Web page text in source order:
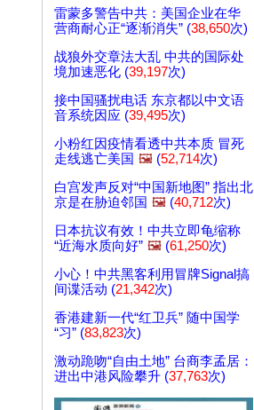
雷蒙多警告中共：美国企业在华
营商耐心正“逐渐消失” (38,650次)
战狼外交章法大乱 中共的国际处
境加速恶化 (39,197次)
接中国骚扰电话 东京都以中文语
音系统因应 (39,495次)
小粉红因疫情看透中共本质 冒死
走线逃亡美国 🖼️ (52,714次)
白宫发声反对“中国新地图” 指出北
京是在胁迫邻国 🖼️ (40,712次)
日本抗议有效！中共立即龟缩称
“近海水质向好” 🖼️ (61,250次)
小心！中共黑客利用冒牌Signal搞
间谍活动 (21,342次)
香港建新一代“红卫兵” 随中国学
“习” (83,823次)
激动跪吻“自由土地” 台商李孟居：
进出中港风险攀升 (37,763次)